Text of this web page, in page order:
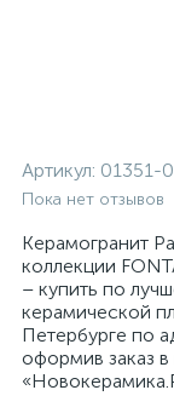
Артикул: 01351-
Пока нет отзывов
Керамогранит
коллекции
– купить по
керамической
Петербурге по
оформив заказ